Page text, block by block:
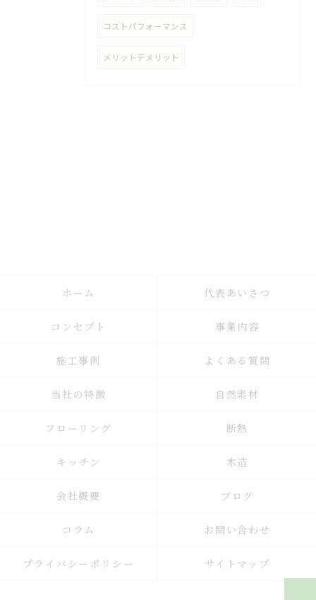
コストパフォーマンス
メリットデメリット
ホーム 代表あいさつ
コンセプト 事業内容
施工事例 よくある質問
当社の特徴 自然素材
フローリング 断熱
キッチン 木造
会社概要 ブログ
コラム お問い合わせ
プライバシーポリシー サイトマップ